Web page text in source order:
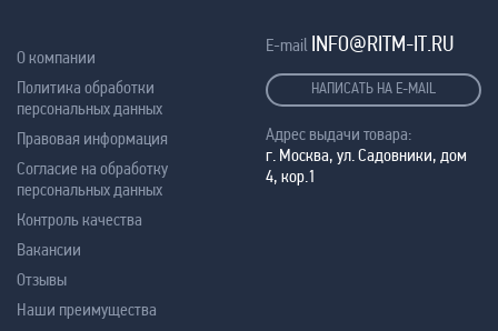
О компании
Политика обработки
персональных данных
Правовая информация
Согласие на обработку
персональных данных
Контроль качества
Вакансии
Отзывы
Наши преимущества
E-mail INFO@RITM-IT.RU
НАПИСАТЬ НА E-MAIL
Адрес выдачи товара:
г. Москва, ул. Садовники, дом
4, кор.1